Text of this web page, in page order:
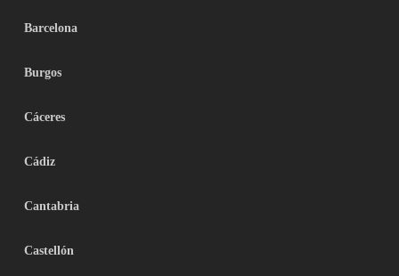
Barcelona
Burgos
Cáceres
Cádiz
Cantabria
Castellón